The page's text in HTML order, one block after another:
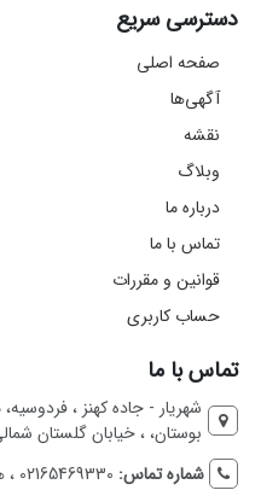
دسترسی سریع
صفحه اصلی
آگهی‌ها
نقشه
وبلاگ
درباره ما
تماس با ما
قوانین و مقررات
حساب کاربری
تماس با ما
شهریار - جاده کهنز ،
بوستان، ، خیابان گلستان شمالی، پلاک 7،
شماره تماس: 02165469330 ، همراه : 09120809195